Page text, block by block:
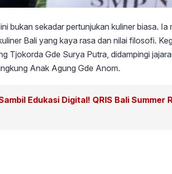
bukan sekadar pertunjukan kuliner biasa. Ia
Bali yang kaya rasa dan nilai filosofi.
Tjokorda Gde Surya Putra, didampingi
Anak Agung Gde Anom.
Edukasi Digital! QRIS Bali Summer